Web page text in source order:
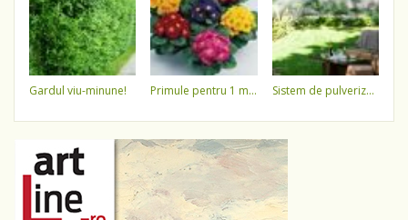
gardul viu-minune! primule pentru 1 martie 3,5 lei / ghiveci !!!! sistem de pulverizare a apei